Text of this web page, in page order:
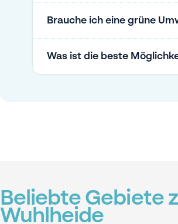
Brauche ich eine grüne
Was ist die beste
Beliebte Gebiete
Wuhlheide